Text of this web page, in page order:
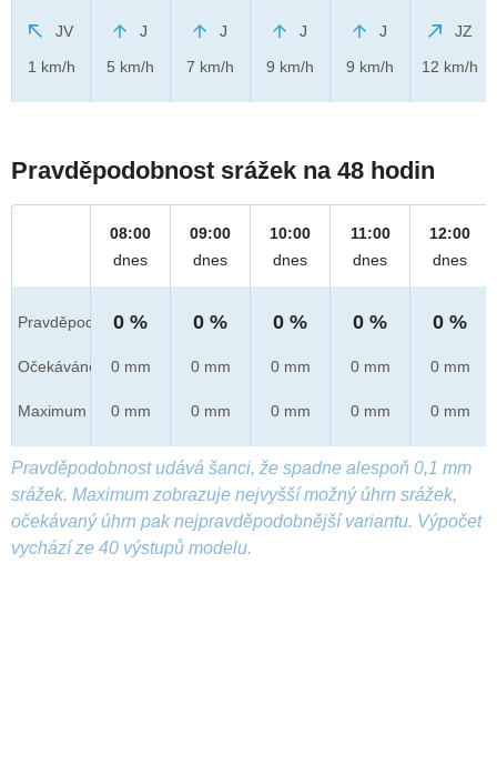
JV
1 km/h
J
5 km/h
J
7 km/h
J
9 km/h
J
9 km/h
JZ
12 km/h
Pravděpodobnost srážek na 48 hodin
Pravděpod.
Očekáváno
Maximum
08:00
dnes
0 %
0 mm
0 mm
09:00
dnes
0 %
0 mm
0 mm
10:00
dnes
0 %
0 mm
0 mm
11:00
dnes
0 %
0 mm
0 mm
12:00
dnes
0 %
0 mm
0 mm
Pravděpodobnost udává šanci, že spadne alespoň 0,1 mm
srážek. Maximum zobrazuje nejvyšší možný úhrn srážek,
očekávaný úhrn pak nejpravděpodobnější variantu. Výpočet
vychází ze 40 výstupů modelu.